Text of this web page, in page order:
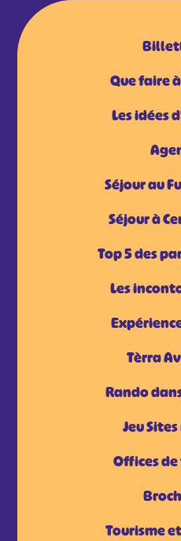
Que faire
Les idées
Séjour au
Séjour à
Top 5 des
Les
Tèrra
Rando
Jeu Sites
Offices
Tourisme